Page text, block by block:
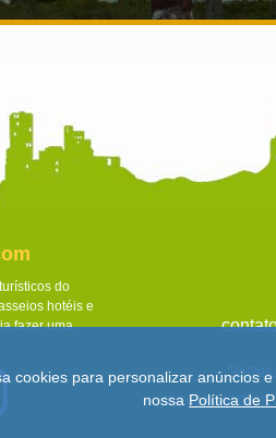
do
hotéis e
fazer uma
© Copyright 2013
cookies para personalizar anúncios
nossa Política de